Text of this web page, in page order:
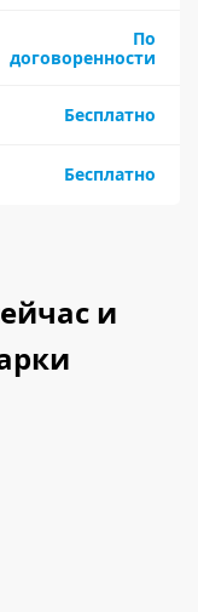
По
договоренности
Бесплатно
Бесплатно
и